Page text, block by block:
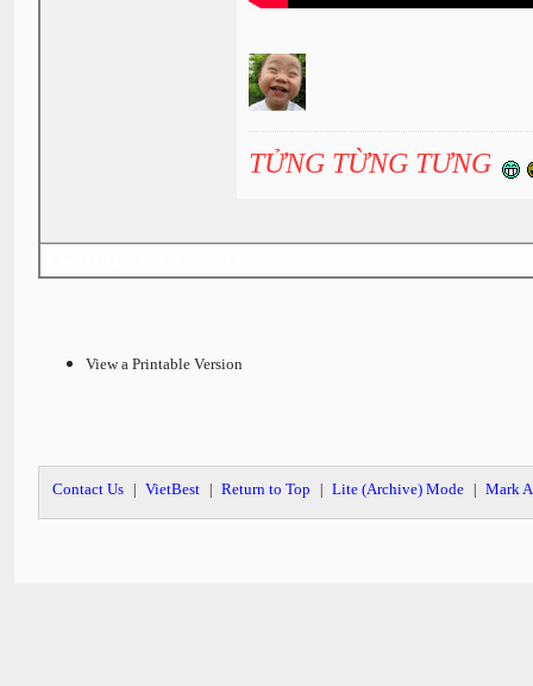
TỬNG TỪNG TƯNG
View a Printable Version
Contact Us VietBest Return to Top Lite (Archive) Mode Mark